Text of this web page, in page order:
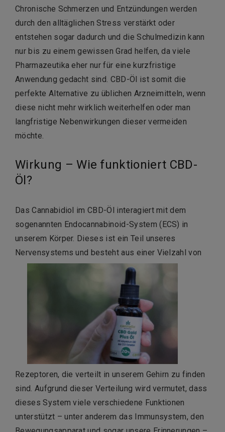
Chronische Schmerzen und Entzündungen werden
durch den alltäglichen Stress verstärkt oder
entstehen sogar dadurch und die Schulmedizin kann
nur bis zu einem gewissen Grad helfen, da viele
Pharmazeutika eher nur für eine kurzfristige
Anwendung gedacht sind. CBD-Öl ist somit die
perfekte Alternative zu üblichen Arzneimitteln, wenn
diese nicht mehr wirklich weiterhelfen oder man
langfristige Nebenwirkungen dieser vermeiden
möchte.
Wirkung – Wie funktioniert CBD-
Öl?
Das Cannabidiol im CBD-Öl interagiert mit dem
sogenannten Endocannabinoid-System (ECS) in
unserem Körper. Dieses ist ein Teil unseres
Nervensystems und besteht aus einer Vielzahl von
Rezeptoren, die verteilt in unserem Gehirn zu finden
sind. Aufgrund dieser Verteilung wird vermutet, dass
dieses System viele verschiedene Funktionen
unterstützt – unter anderem das Immunsystem, den